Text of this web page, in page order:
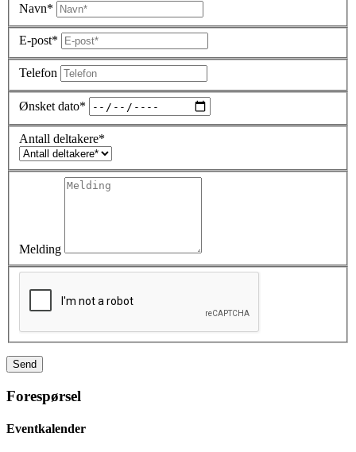
Navn*
E-post*
Telefon
Ønsket dato*
Antall deltakere*
Melding
Send
Forespørsel
Eventkalender